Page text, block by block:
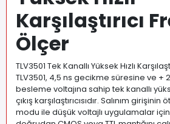
Karşılaştırıcı
Ölçer
TLV3501 Tek Kanallı Yüksek Hızlı
TLV3501, 4,5 ns gecikme süresine ve +
besleme voltajına sahip tek kanallı
çıkış karşılaştırıcısıdır. Salınım
modu ile düşük voltajlı uygulamalar